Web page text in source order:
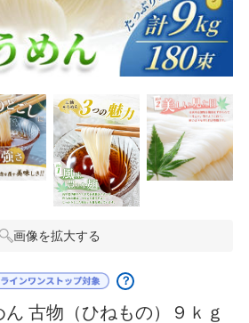
画像を拡大する
？
古物（ひねもの）９ｋｇ